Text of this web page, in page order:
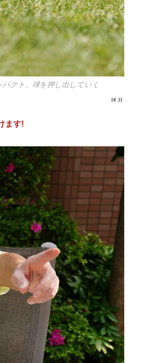
クト、球を押し出していく
クト、球を押し出していく
ます!